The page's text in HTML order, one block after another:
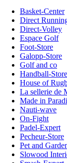
Basket-Center
Direct
Direct-Volley
Espace Golf
Foot-Store
Galopp-Store
Golf and co
Handball-Store
House of
La sellerie de
Made in
Nauti-wave
On-Fight
Padel-Expert
Pecheur-Store
Pet and
Slowood